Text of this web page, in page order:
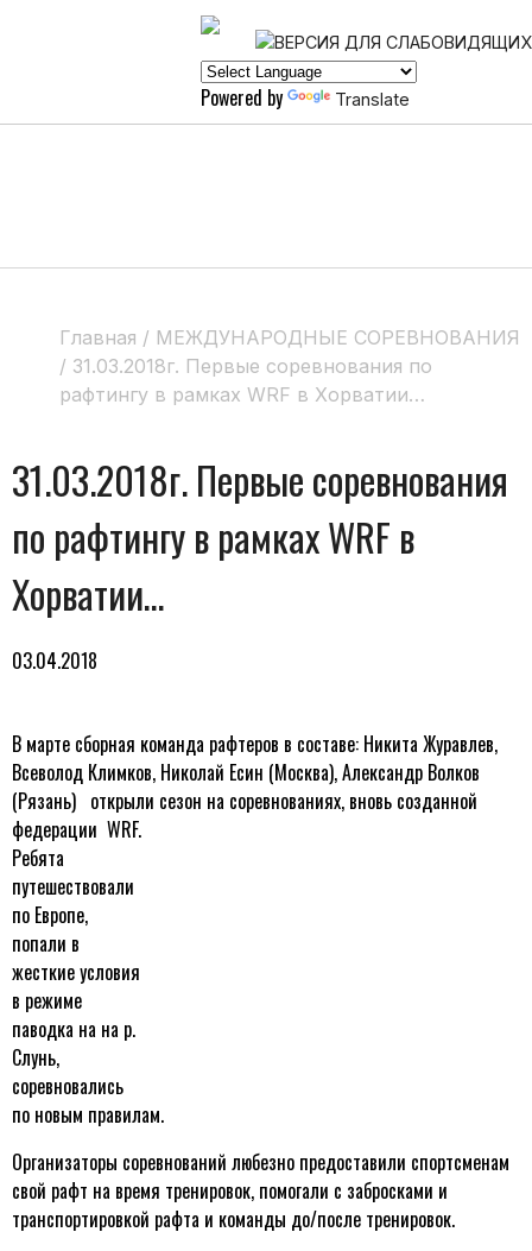
Powered by Translate
Главная / МЕЖДУНАРОДНЫЕ СОРЕВНОВАНИЯ
/ 31.03.2018г. Первые соревнования по
рафтингу в рамках WRF в Хорватии…
31.03.2018г. Первые соревнования
по рафтингу в рамках WRF в
Хорватии…
03.04.2018
В марте сборная команда рафтеров в составе: Никита Журавлев,
Всеволод Климков, Николай Есин (Москва), Александр Волков
(Рязань) открыли сезон на соревнованиях, вновь созданной
федерации WRF.
Ребята
путешествовали
по Европе,
попали в
жесткие условия
в режиме
паводка на на р.
Слунь,
соревновались
по новым правилам.
Организаторы соревнований любезно предоставили спортсменам
свой рафт на время тренировок, помогали с забросками и
транспортировкой рафта и команды до/после тренировок.